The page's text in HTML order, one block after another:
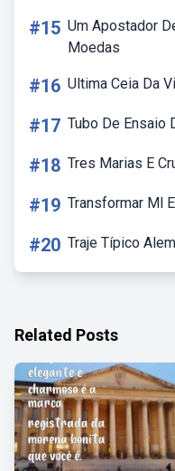
#15 Um Apostador
Moedas
#16 Ultima Ceia Da
#17 Tubo De Ensaio
#18 Tres Marias E
#19 Transformar Ml
#20 Traje Típico
Related Posts